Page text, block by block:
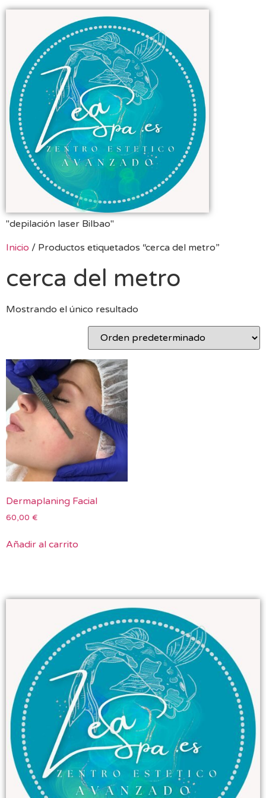
"depilación laser Bilbao"
Inicio / Productos etiquetados “cerca del metro”
cerca del metro
Mostrando el único resultado
Dermaplaning Facial
60,00 €
Añadir al carrito